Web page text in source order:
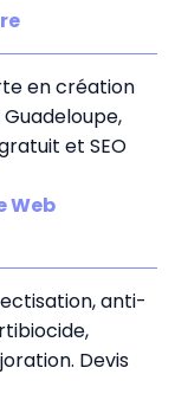
en création
et SEO
Web
anti-
Devis